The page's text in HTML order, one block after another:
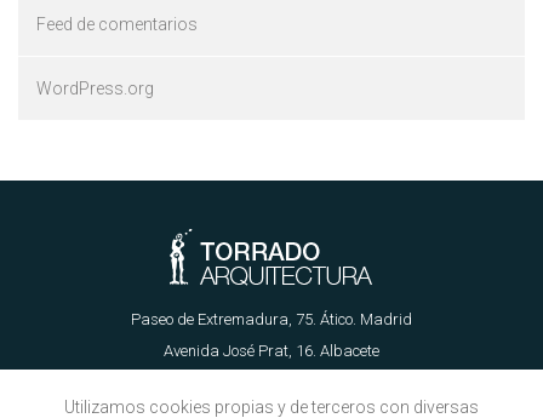
Feed de comentarios
WordPress.org
Paseo de Extremadura, 75. Ático. Madrid
Avenida José Prat, 16. Albacete
Utilizamos cookies propias y de terceros con diversas